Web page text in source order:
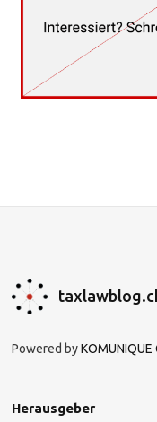
Powered byKOMUNIQUE
Herausgeber